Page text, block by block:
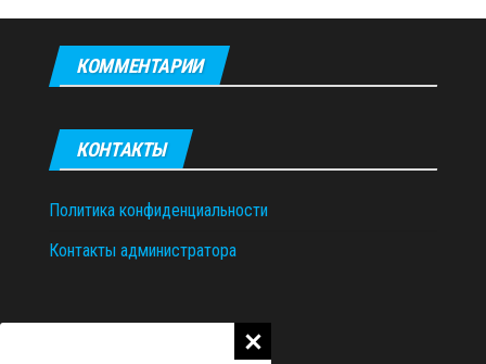
КОММЕНТАРИИ
КОНТАКТЫ
Политика конфиденциальности
Контакты администратора